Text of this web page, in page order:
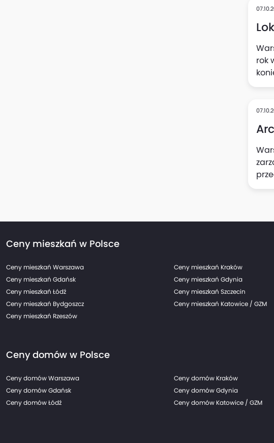
rok
(z
Ceny mieszkań w Polsce
Ceny mieszkań Warszawa Ceny mieszkań Kraków
Ceny mieszkań Gdańsk
Ceny mieszkań Gdynia
Ceny mieszkań Łódź
Ceny mieszkań Szczecin
Ceny mieszkań Bydgoszcz
Ceny mieszkań Katowice / GZM
Ceny mieszkań Rzeszów
Ceny domów w Polsce
Ceny domów Warszawa Ceny domów Kraków
Ceny domów Gdańsk
Ceny domów Gdynia
Ceny domów Łódź
Ceny domów Katowice / GZM